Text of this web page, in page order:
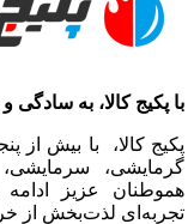
با پکیج کالا، به سادگی
پکیج کالا، با بیش از
گرمایشی،
هموطنان عزیز
تجربه‌ای لذت‌بخش از